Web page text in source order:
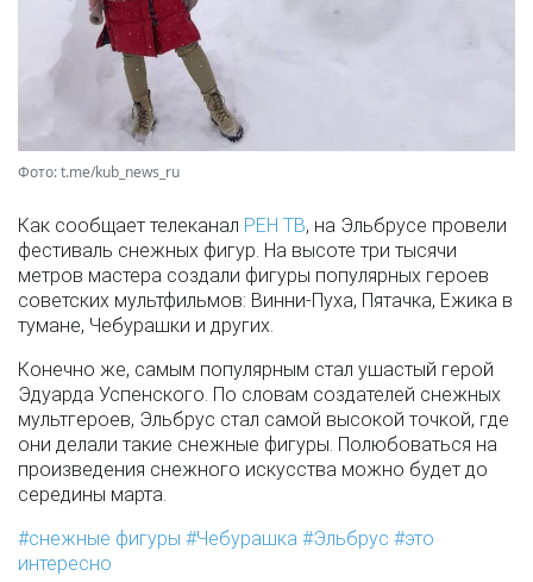
Фото: t.me/kub_news_ru
Как сообщает телеканал РЕН ТВ, на Эльбрусе провели
фестиваль снежных фигур. На высоте три тысячи
метров мастера создали фигуры популярных героев
советских мультфильмов: Винни-Пуха, Пятачка, Ежика в
тумане, Чебурашки и других.
Конечно же, самым популярным стал ушастый герой
Эдуарда Успенского. По словам создателей снежных
мультгероев, Эльбрус стал самой высокой точкой, где
они делали такие снежные фигуры. Полюбоваться на
произведения снежного искусства можно будет до
середины марта.
снежные фигуры
Чебурашка Эльбрус
это
интересно